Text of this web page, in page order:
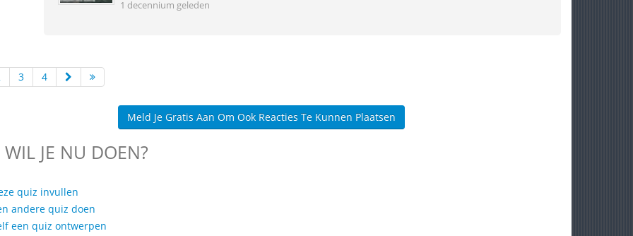
1 decennium geleden
3 4
Meld Je Gratis Aan Om Ook Reacties Te Kunnen Plaatsen
JE NU DOEN?
quiz invullen
andere quiz doen
een quiz ontwerpen